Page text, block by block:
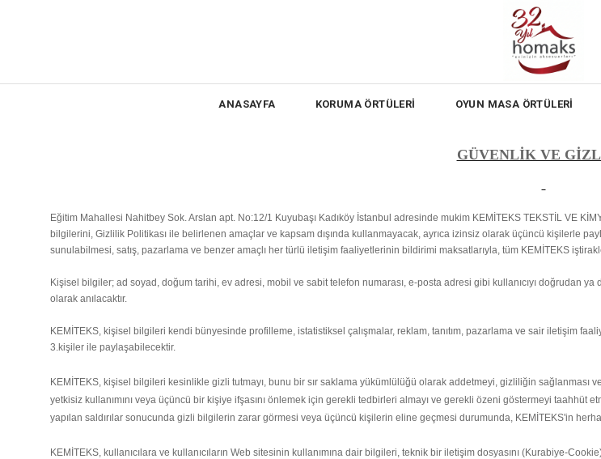
ANASAYFA KORUMA ÖRTÜLERİ OYUN MASA ÖRTÜLERİ
GÜVENLİK VE
Eğitim Mahallesi Nahitbey Sok. Arslan apt. No:12/1 Kuyubaşı Kadıköy İstanbul adresinde mukim KEMİTEKS TEKSTİL VE
bilgilerini, Gizlilik Politikası ile belirlenen amaçlar ve kapsam dışında kullanmayacak, ayrıca izinsiz olarak üçüncü kişilerle
sunulabilmesi, satış, pazarlama ve benzer amaçlı her türlü iletişim faaliyetlerinin bildirimi maksatlarıyla, tüm KEMİTEKS
Kişisel bilgiler; ad soyad, doğum tarihi, ev adresi, mobil ve sabit telefon numarası, e-posta adresi gibi kullanıcıyı doğrudan
olarak anılacaktır.
KEMİTEKS, kişisel bilgileri kendi bünyesinde profilleme, istatistiksel çalışmalar, reklam, tanıtım, pazarlama ve sair iletişim
3.kişiler ile paylaşabilecektir.
KEMİTEKS, kişisel bilgileri kesinlikle gizli tutmayı, bunu bir sır saklama yükümlülüğü olarak addetmeyi, gizliliğin sağlanması
yetkisiz kullanımını veya üçüncü bir kişiye ifşasını önlemek için gerekli tedbirleri almayı ve gerekli özeni göstermeyi
yapılan saldırılar sonucunda gizli bilgilerin zarar görmesi veya üçüncü kişilerin eline geçmesi durumunda, KEMİTEKS'in
KEMİTEKS, kullanıcılara ve kullanıcıların Web sitesinin kullanımına dair bilgileri, teknik bir iletişim dosyasını (Kurabiye-